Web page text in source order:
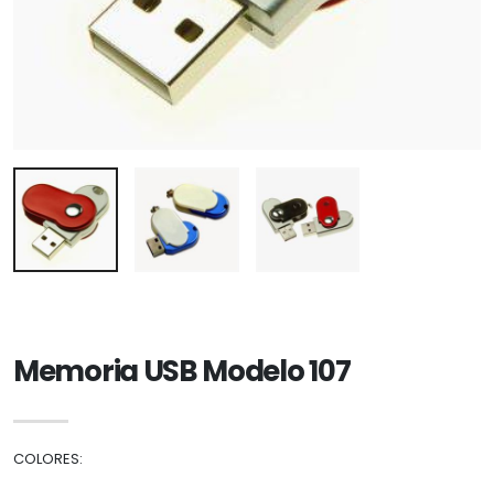
Memoria USB Modelo 107
COLORES: